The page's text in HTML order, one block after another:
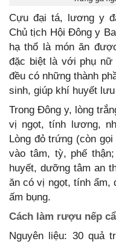
Cựu đại tá, lương y
Chủ tịch Hội Đông y
hạ thổ là món ăn
đặc biệt là với phụ nữ
đều có những thành
sinh, giúp khí huyết
Trong Đông y, lòng
vị ngọt, tính lương,
Lòng đỏ trứng (còn
vào tâm, tỳ, phế
huyết, dưỡng tâm an
ăn có vị ngọt, tính ẩm,
ấm bụng.
Cách làm rượu nếp
Nguyên liệu: 30 quả